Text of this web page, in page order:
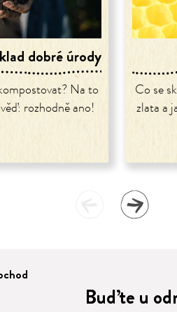
dobré úrody
Na to
rozhodně ano!
Co se
zlata a
Buďte u